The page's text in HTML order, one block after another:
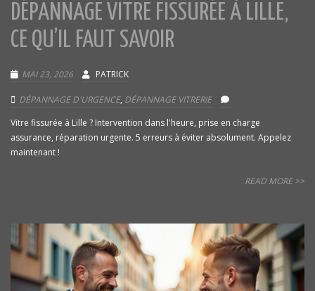
DÉPANNAGE VITRE FISSURÉE À LILLE,
CE QU’IL FAUT SAVOIR
MAI 23, 2026 PATRICK
DÉPANNAGE D'URGENCE, DÉPANNAGE VITRERIE
Vitre fissurée à Lille ? Intervention dans l'heure, prise en charge
assurance, réparation urgente. 5 erreurs à éviter absolument. Appelez
maintenant !
READ MORE >>